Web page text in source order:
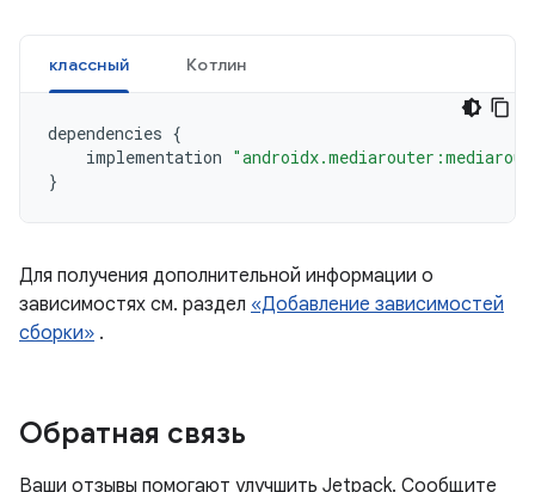
классный Котлин
dependencies {
implementation
}
Для получения дополнительной информации о
зависимостях см. раздел «Добавление зависимостей
сборки» .
Обратная связь
Ваши отзывы помогают улучшить Jetpack. Сообщите